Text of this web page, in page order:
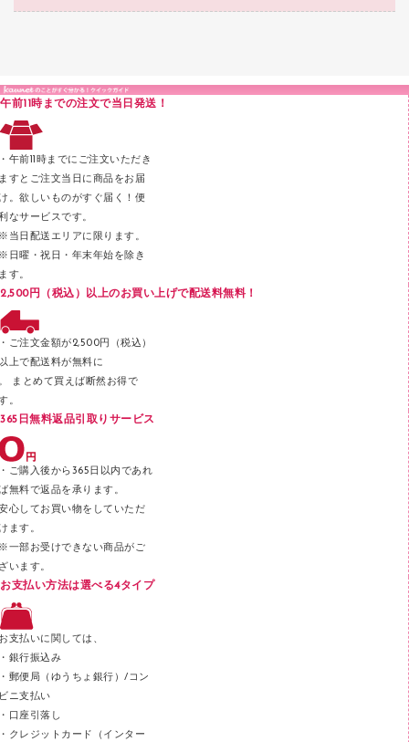
クリヤーブック（固定式）
Ｚ式ファイル
２穴リフィル・２穴インデックス
印章用品
ラベル類
メンディングテープ
メッシュケース／ペンケース
フロアケース
ブックエンド／ブックスタンド
パンチ
はさみ
テープカッター
その他文具
セロハンテープ
スティックのり
クリップ
カッター
カウンター／お会計用品
午前11時までの注文で当日発送！
午前11時までにご注文いただき
すとご注文当日に商品をお届
。欲しいものがすぐ届く！便
なサービスです。
当日配送エリアに限ります。
日曜・祝日・年末年始を除き
す。
2,500円（税込）以上のお買い上げで配送料無料！
ご注文金額が2,500円（税込）
上で配送料が無料に
まとめて買えば断然お得で
。
365日無料返品引取りサービス
ご購入後から365日以内であれ
無料で返品を承ります。
心してお買い物をしていただ
ます。
一部お受けできない商品がご
います。
お支払い方法は選べる4タイプ
支払いに関しては、
銀行振込み
郵便局（ゆうちょ銀行）/コン
ニ支払い
口座引落し
クレジットカード（インター